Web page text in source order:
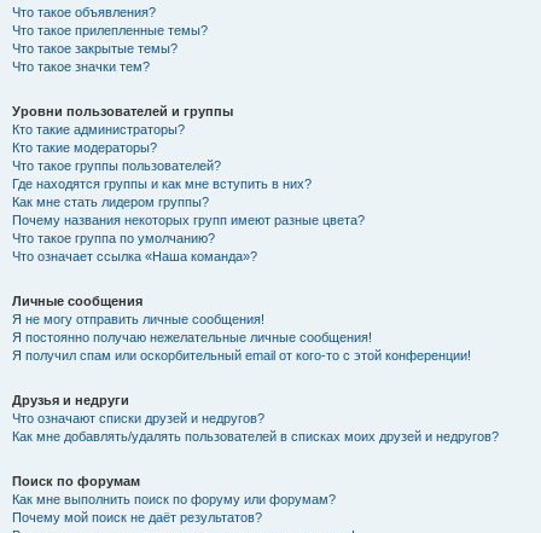
Что такое объявления?
Что такое прилепленные темы?
Что такое закрытые темы?
Что такое значки тем?
Уровни пользователей и группы
Кто такие администраторы?
Кто такие модераторы?
Что такое группы пользователей?
Где находятся группы и как мне вступить в них?
Как мне стать лидером группы?
Почему названия некоторых групп имеют разные цвета?
Что такое группа по умолчанию?
Что означает ссылка «Наша команда»?
Личные сообщения
Я не могу отправить личные сообщения!
Я постоянно получаю нежелательные личные сообщения!
Я получил спам или оскорбительный email от кого-то с этой конференции!
Друзья и недруги
Что означают списки друзей и недругов?
Как мне добавлять/удалять пользователей в списках моих друзей и недругов?
Поиск по форумам
Как мне выполнить поиск по форуму или форумам?
Почему мой поиск не даёт результатов?